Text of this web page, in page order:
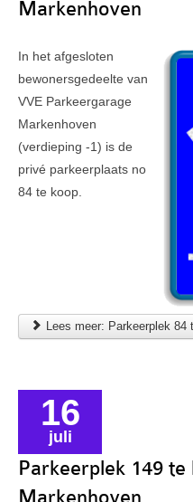
Markenhoven
In het afgesloten
bewonersgedeelte van
VVE Parkeergarage
Markenhoven
(verdieping -1) is de
privé parkeerplaats no
84 te koop.
Lees meer: Parkeerplek 84
16
juli
Parkeerplek 149
Markenhoven